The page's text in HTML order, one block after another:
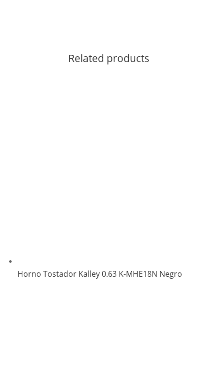
Related products
Horno Tostador Kalley 0.63 K-MHE18N Negro